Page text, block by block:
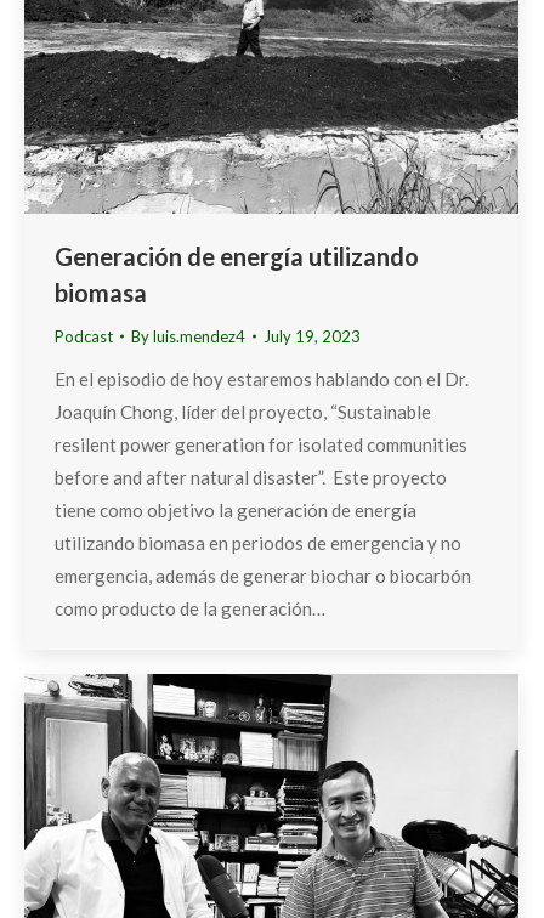
Generación de energía utilizando
biomasa
Podcast Byluis.mendez4 July 19, 2023
En el episodio de hoy estaremos hablando con el Dr.
Joaquín Chong, líder del proyecto, “Sustainable
resilent power generation for isolated communities
before and after natural disaster”. Este proyecto
tiene como objetivo la generación de energía
utilizando biomasa en periodos de emergencia y no
emergencia, además de generar biochar o biocarbón
como producto de la generación…